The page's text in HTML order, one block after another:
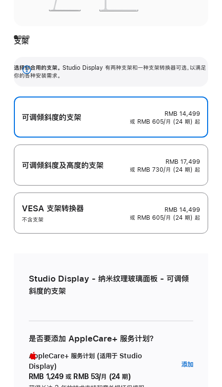
支架
选择你合用的支架。 Studio Display 有两种支架和一种支架转换器可选，以满足
你的各种安装需求。
展
可调倾斜度的支架
RMB 14,499
或 RMB 605/月 (24 期) 起
可调倾斜度及高‍度的支‍架
RMB 17,499
或 RMB 730/月 (24 期) 起
VESA 支架转换器
不含支架
RMB 14,499
或 RMB 605/月 (24 期) 起
Studio Display - 纳米纹理玻璃面板 - 可调倾
斜度的支架
是否要添加 AppleCare+ 服务计划？
AppleCare+ 服务计划 (适用于 Studio
Display)
RMB 1,249 或 RMB 53/月 (24 期)
添加